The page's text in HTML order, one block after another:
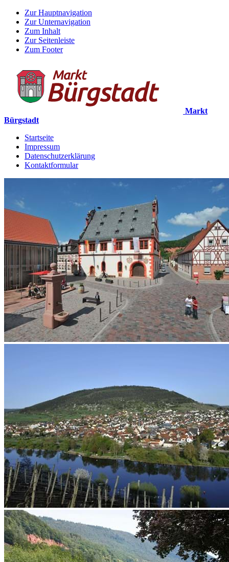
Zur Hauptnavigation
Zur Unternavigation
Zum Inhalt
Zur Seitenleiste
Zum Footer
Markt
Bürgstadt
Startseite
Impressum
Datenschutzerklärung
Kontaktformular